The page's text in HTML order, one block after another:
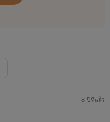
8 ปีที่แล้ว